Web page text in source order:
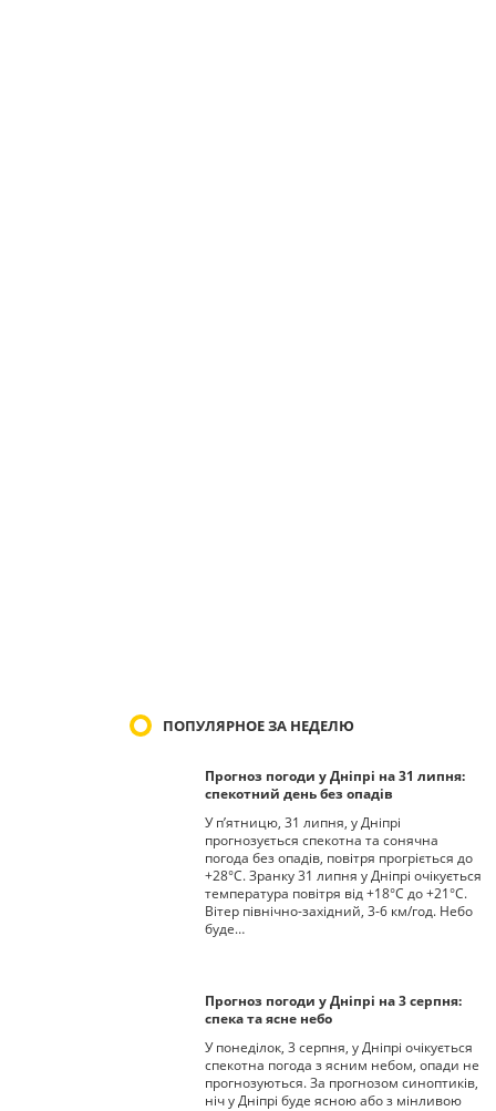
ПОПУЛЯРНОЕ ЗА НЕДЕЛЮ
Прогноз погоди у Дніпрі на 31 липня:
спекотний день без опадів
У п’ятницю, 31 липня, у Дніпрі
прогнозується спекотна та сонячна
погода без опадів, повітря прогріється до
+28°С. Зранку 31 липня у Дніпрі очікується
температура повітря від +18°С до +21°С.
Вітер північно-західний, 3-6 км/год. Небо
буде…
Прогноз погоди у Дніпрі на 3 серпня:
спека та ясне небо
У понеділок, 3 серпня, у Дніпрі очікується
спекотна погода з ясним небом, опади не
прогнозуються. За прогнозом синоптиків,
ніч у Дніпрі буде ясною або з мінливою